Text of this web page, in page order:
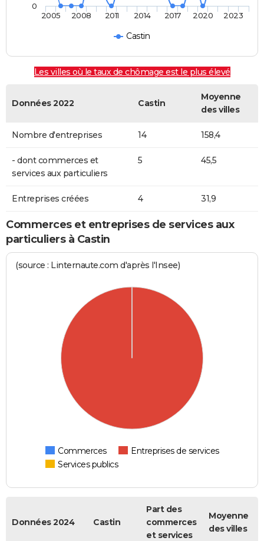
Castin
2005 2008 2011 2014 2017 2020 2023
0
Les villes où le taux de chômage est le plus élevé
Données 2022 Castin
Moyenne
des villes
Nombre d'entreprises 14 158,4
- dont commerces et
services aux particuliers
5 45,5
Entreprises créées 4 31,9
Commerces et entreprises de services aux
particuliers à Castin
(source : Linternaute.com d'après l'Insee)
Commerces
Entreprises de services
Services publics
Données 2024 Castin
Part des
commerces
et services
Moyenne
des villes